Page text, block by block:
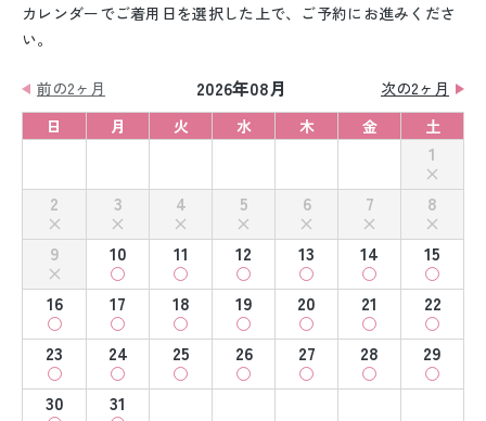
カレンダーでご着用日を選択した上で、ご予約にお進みくださ
い。
前の2ヶ月 2026年08月
次の2ヶ月
日
月 火 水 木 金 土
1
2
3 4 5 6 7
8
9
10 11 12 13 14
15
16
17 18 19 20 21
22
23
24 25 26 27 28
29
30
31